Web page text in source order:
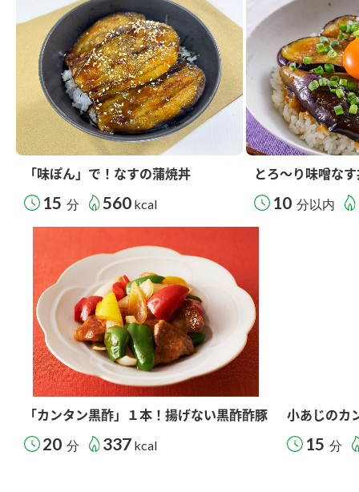
「味ぽん」で！なすの蒲焼丼
15 分 560 kcal
とろ～り味噌な
10 分以内
「カンタン黒酢」１本！揚げない黒酢酢豚
20 分 337 kcal
小あじのカ
15 分